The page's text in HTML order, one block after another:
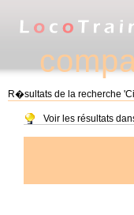
R�sultats de la recherche
Voir les résultats